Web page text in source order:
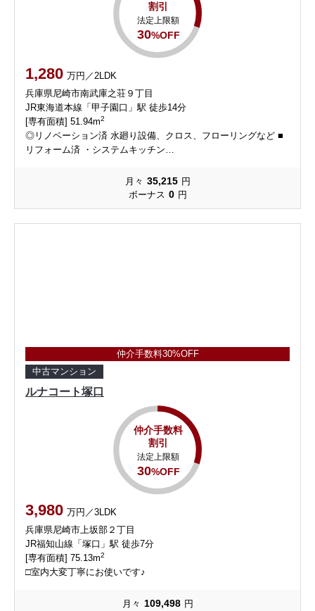
割引
法定上限額
30%OFF
1,280 万円／2LDK
兵庫県尼崎市南武庫之荘９丁目
JR東海道本線「甲子園口」駅 徒歩14分
[専有面積] 51.94m2
◎リノベーション済 水廻り設備、クロス、フローリングなど ■
リフォーム済 ・システムキッチン…
月々 35,215 円
ボーナス 0 円
仲介手数料30%OFF
中古マンション
ルナコート塚口
仲介手数料
割引
法定上限額
30%OFF
3,980 万円／3LDK
兵庫県尼崎市上坂部２丁目
JR福知山線「塚口」駅 徒歩7分
[専有面積] 75.13m2
□室内大変丁寧にお使いです♪
月々 109,498 円